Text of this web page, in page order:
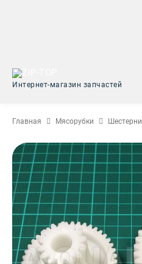
Интернет-магазин запчастей
Главная Мясорубки Шестерни